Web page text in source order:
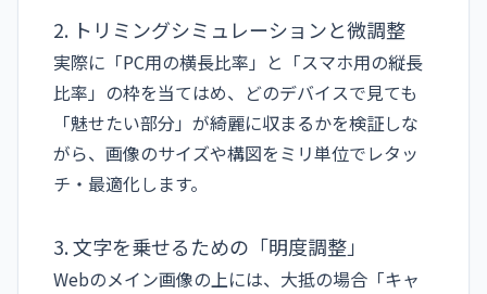
2. トリミングシミュレーションと微調整
実際に「PC用の横長比率」と「スマホ用の縦長
比率」の枠を当てはめ、どのデバイスで見ても
「魅せたい部分」が綺麗に収まるかを検証しな
がら、画像のサイズや構図をミリ単位でレタッ
チ・最適化します。
3. 文字を乗せるための「明度調整」
Webのメイン画像の上には、大抵の場合「キャ